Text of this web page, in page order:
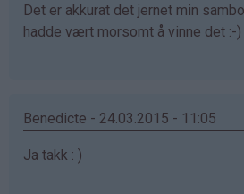
Det er akkurat det jernet min
hadde vært morsomt å vinne det :-)
Benedicte - 24.03.2015 - 11:05
Ja takk : )